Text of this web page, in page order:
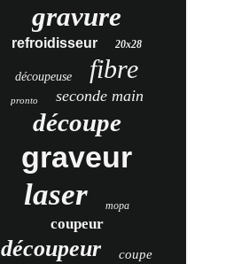
gravure
refroidisseur 20x28
découpeuse fibre
pronto seconde main
découpe
graveur
laser mopa
coupeur
découpeur coupe